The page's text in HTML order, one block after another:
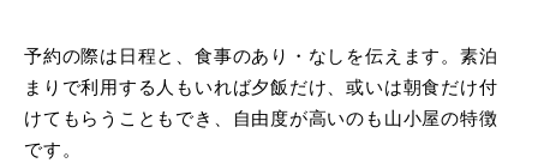
予約の際は日程と、食事のあり・なしを伝えます。素泊
まりで利用する人もいれば夕飯だけ、或いは朝食だけ付
けてもらうこともでき、自由度が高いのも山小屋の特徴
です。